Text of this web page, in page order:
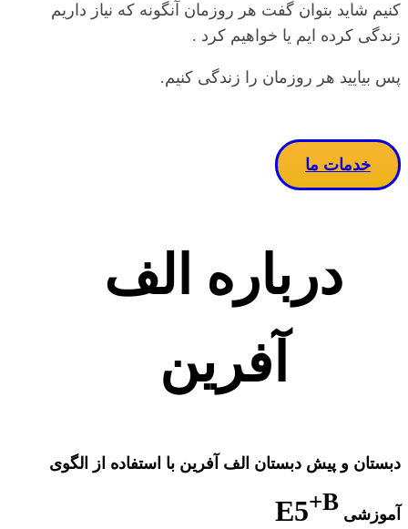
کنیم شاید بتوان گفت هر روزمان آنگونه که نیاز داریم
زندگی کرده ایم یا خواهیم کرد .
پس بیایید هر روزمان را زندگی کنیم.
خدمات ما
درباره الف
آفرین
دبستان و پیش دبستان الف آفرین با استفاده از الگوی
آموزشی E5+B